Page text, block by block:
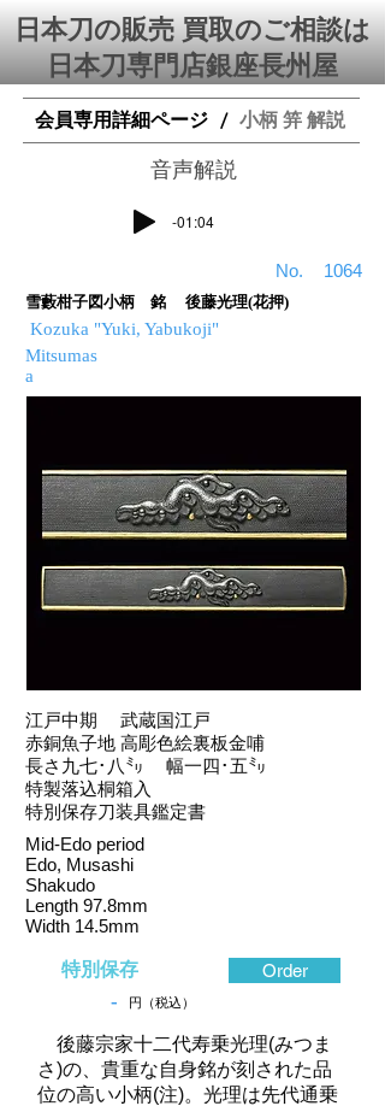
日本刀の販売 買取のご相談は
日本刀専門店銀座⻑州屋
会員専用詳細ページ / 小柄 笄 解説
​音声解説
-01:04
​No. 1064
雪藪柑子図小柄 銘 後藤光理(花押)
Kozuka "Yuki, Yabukoji"
Mitsumas
a
江戸中期 武蔵国江戸
赤銅魚子地 高彫色絵裏板金哺
長さ九七･八㍉ 幅一四･五㍉
特製落込桐箱入
特別保存刀装具鑑定書
Mid-Edo period
Edo, Musashi
Shakudo
Length 97.8mm
Width 14.5mm
特別保存
- 円（税込）
Order
後藤宗家十二代寿乗光理(みつま
さ)の、貴重な自身銘が刻された品
位の高い小柄(注)。光理は先代通乗